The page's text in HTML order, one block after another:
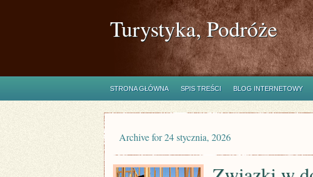
Turystyka, Podróże
STRONA GŁÓWNA SPIS TREŚCI BLOG INTERNETOWY
Archive for 24 stycznia, 2026